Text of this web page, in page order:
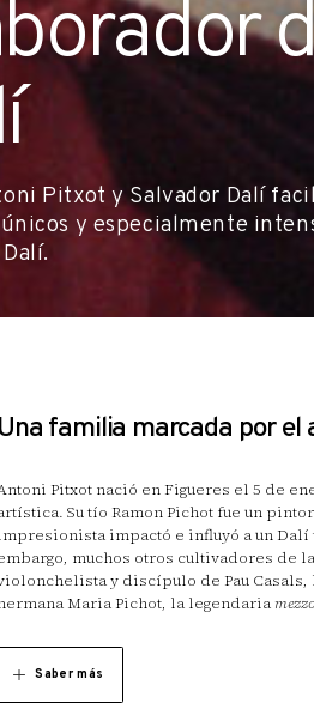
Pitxot y Salvador Dalí
y especialmente
Una familia marcada por el
Pitxot nació en Figueres el 5 de
Su tío Ramon Pichot fue un
impactó e influyó a un
muchos otros cultivadores de
y discípulo de Pau
Maria Pichot, la legendaria
Saber más
donde vive entre 1946 y 1964. Allí tiene
maestro que había enseñado a